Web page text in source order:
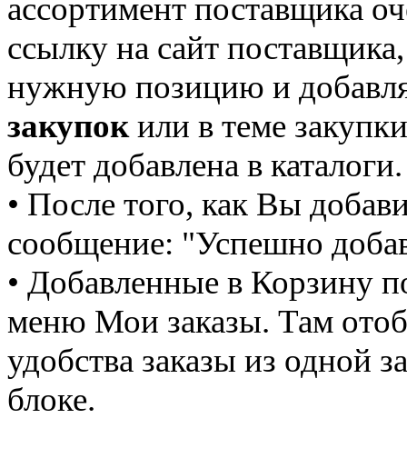
ассортимент поставщика
ссылку на сайт
нужную позицию и
закупокили в теме
будет добавлена в каталоги.
• После того, как Вы
сообщение: "Успешно
• Добавленные в Корзину
меню Мои заказы. Там
удобства заказы из одной
блоке.